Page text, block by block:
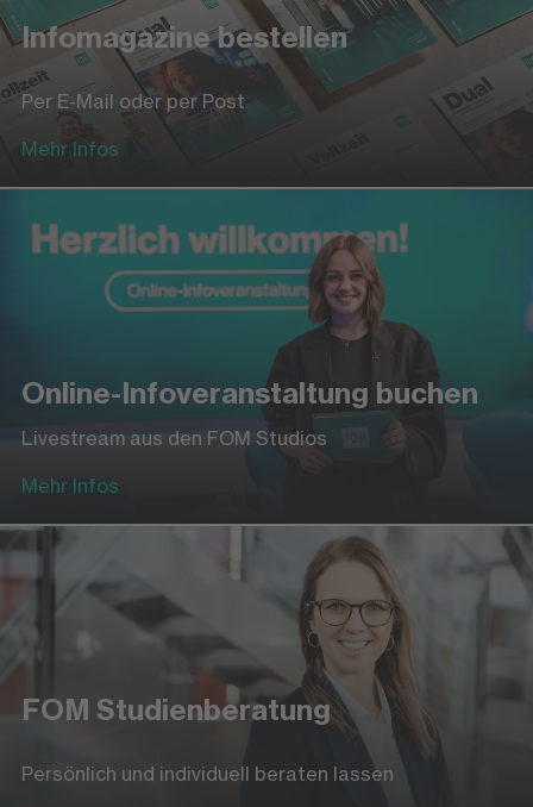
Infomagazine bestellen
Per E-Mail oder per Post
Mehr Infos
Online-Infoveranstaltung buchen
Livestream aus den FOM Studios
Mehr Infos
FOM Studienberatung
Persönlich und individuell beraten lassen